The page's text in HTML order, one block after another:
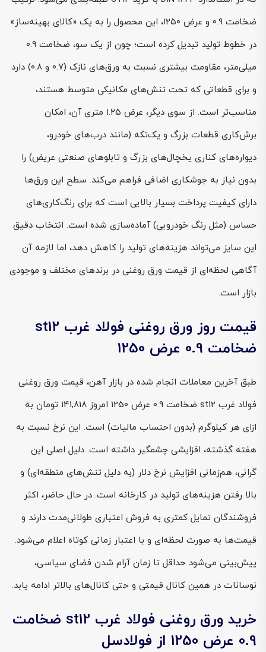
ضخامت ۰.۹ و عرض ۱۲۵۰، این محصول را به یک «کالای بهینه‌ساز»
در خطوط تولید تبدیل کرده است؛ چون از یک سو، ضخامت ۰.۹
میلی‌متر، مقاومت بیشتری نسبت به ورق‌های نازک (۰.۷ و ۰.۸) دارد
و برای قطعاتی که تحت تنش‌های مکانیکی متوسط هستند،
مناسب‌تر است. از سوی دیگر، عرض ۱.۲۵ متری آن، امکان
برش‌کاری قطعات بزرگ و یک‌تکه (مانند درب‌های خودرو،
دیواره‌های کناری یخچال‌های بزرگ و تابلوهای صنعتی عریض) را
بدون نیاز به جوشکاری اضافی فراهم می‌کند. سطح این ورق‌ها
دارای کیفیت پرداخت بسیار بالایی است که برای رنگ‌کاری‌های
حساس (مثل رنگ خودرویی) آماده‌سازی شده است. انتخاب دقیق
این سایز می‌تواند هزینه‌های تولید را کاهش دهد، اما لازمه آن
آگاهی لحظه‌ای از قیمت ورق روغنی در برندهای مختلف و موجودی
بازار است.
قیمت روز ورق روغنی فولاد غرب st12
ضخامت 0.9 عرض 1250
طبق آخرین معاملات انجام شده در بازار آهن، قیمت ورق روغنی
فولاد غرب st12 ضخامت 0.9 عرض 1250 امروز 141,818 تومان به
ازای هر کیلوگرم (بدون احتساب مالیات) است. این نرخ نسبت به
هفته گذشته، افزایشی چشمگیر داشته است. دلیل اصلی این
گرانی، هم‌زمانی افزایش نرخ دلار (به دلیل تنش‌های منطقه‌ای) و
بالا رفتن هزینه‌های تولید در کارخانه است. در حال حاضر، اکثر
فروشندگان تمایل کمتری به فروش اعتباری طولانی‌مدت دارند و
قیمت‌ها به صورت لحظه‌ای و با اعتبار زمانی کوتاه اعلام می‌شود.
پیش‌بینی می‌شود حداقل تا زمان آرام شدن فضای سیاسی،
نوسانات در همین کانال قیمتی و حتی کانال‌های بالاتر ادامه یابد.
خرید ورق روغنی فولاد غرب st12 ضخامت
0.9 عرض 1250 از فولادسل